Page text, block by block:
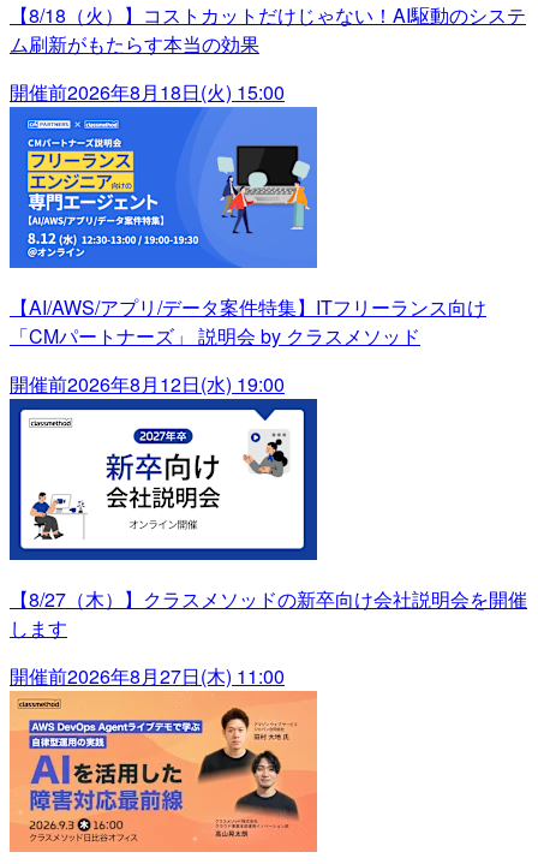
【8/18（火）】コストカットだけじゃない！AI駆動のシステ
ム刷新がもたらす本当の効果
開催前2026年8月18日(火) 15:00
【AI/AWS/アプリ/データ案件特集】ITフリーランス向け
「CMパートナーズ」 説明会 by クラスメソッド
開催前2026年8月12日(水) 19:00
【8/27（木）】クラスメソッドの新卒向け会社説明会を開催
します
開催前2026年8月27日(木) 11:00